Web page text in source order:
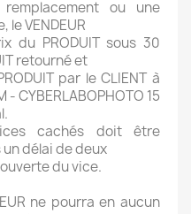
ou une
VENDEUR
du PRODUIT sous 30
retourné et
par le CLIENT à
- CYBERLABOPHOTO 15
cachés doit être
délai de deux
du vice.
ne pourra en aucun